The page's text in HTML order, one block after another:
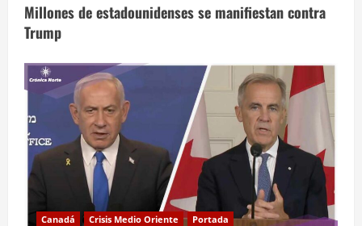
Millones de estadounidenses se manifiestan contra
Trump
Canadá Crisis Medio Oriente Portada